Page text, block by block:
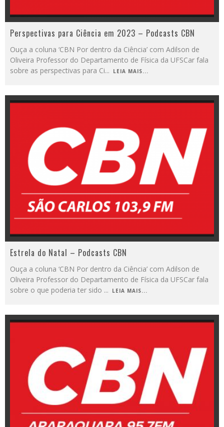
Perspectivas para Ciência em 2023 – Podcasts CBN
Ouça a coluna ‘CBN Por dentro da Ciência’ com Adilson de
Oliveira Professor do Departamento de Física da UFSCar fala
sobre as perspectivas para Ci... LEIA MAIS...
Estrela do Natal – Podcasts CBN
Ouça a coluna ‘CBN Por dentro da Ciência’ com Adilson de
Oliveira Professor do Departamento de Física da UFSCar fala
sobre o que poderia ter sido ... LEIA MAIS...